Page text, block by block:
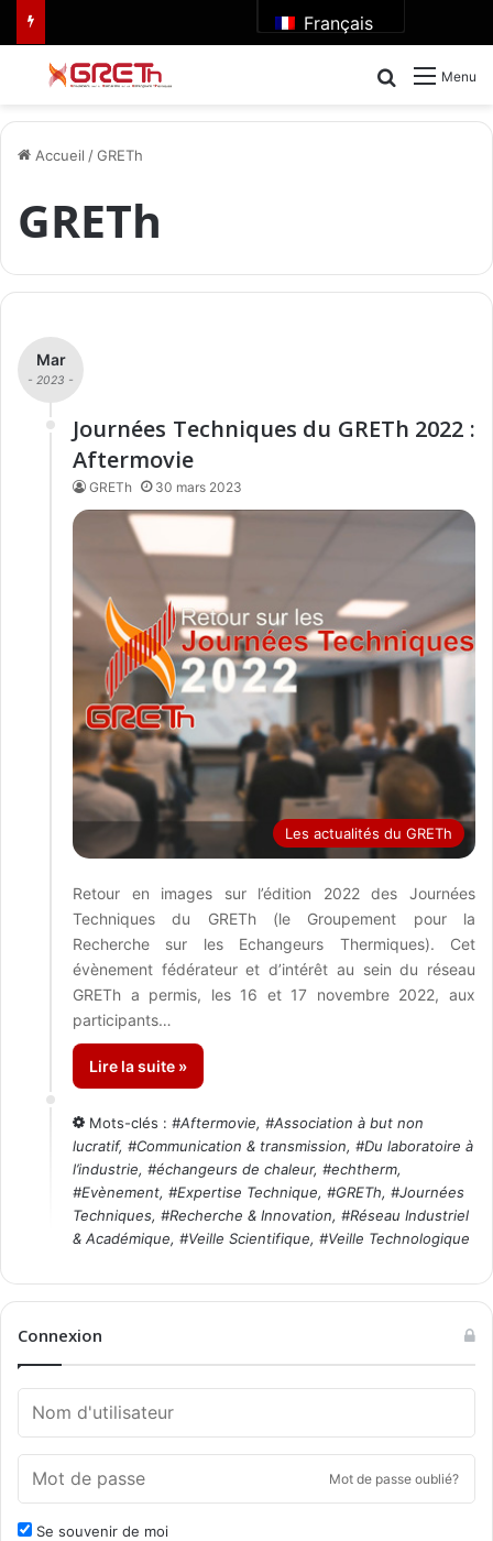
Français
Menu
Rechercher
Accueil /GRETh
GRETh
Mar
- 2023 -
Journées Techniques du GRETh 2022 :
Aftermovie
GRETh 30 mars 2023
Les actualités du GRETh
Retour en images sur l’édition 2022 des Journées
Techniques du GRETh (le Groupement pour la
Recherche sur les Echangeurs Thermiques). Cet
évènement fédérateur et d’intérêt au sein du réseau
GRETh a permis, les 16 et 17 novembre 2022, aux
participants…
Lire la suite »
Mots-clés : #Aftermovie, #Association à but non
lucratif, #Communication & transmission, #Du laboratoire à
l’industrie, #échangeurs de chaleur, #echtherm,
#Evènement, #Expertise Technique, #GRETh, #Journées
Techniques, #Recherche & Innovation, #Réseau Industriel
& Académique, #Veille Scientifique, #Veille Technologique
Connexion
Mot de passe oublié?
Se souvenir de moi